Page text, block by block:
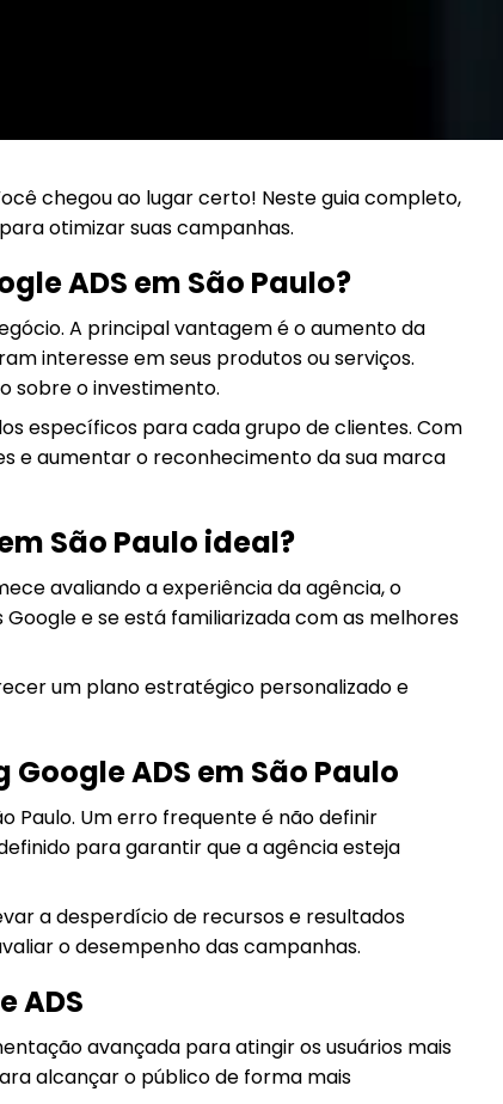
chegou ao lugar certo! Neste guia completo,
otimizar suas campanhas.
ADS em São Paulo?
A principal vantagem é o aumento da
interesse em seus produtos ou serviços.
sobre o investimento.
específicos para cada grupo de clientes. Com
e aumentar o reconhecimento da sua marca
São Paulo ideal?
avaliando a experiência da agência, o
e se está familiarizada com as melhores
um plano estratégico personalizado e
ADS em São Paulo
Paulo. Um erro frequente é não definir
para garantir que a agência esteja
a desperdício de recursos e resultados
o desempenho das campanhas.
ADS
avançada para atingir os usuários mais
alcançar o público de forma mais